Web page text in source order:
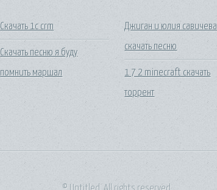
Скачать 1с crm
Скачать песню я буду
помнить маршал
Джиган и юлия савичева
скачать песню
1 7 2 minecraft скачать
торрент